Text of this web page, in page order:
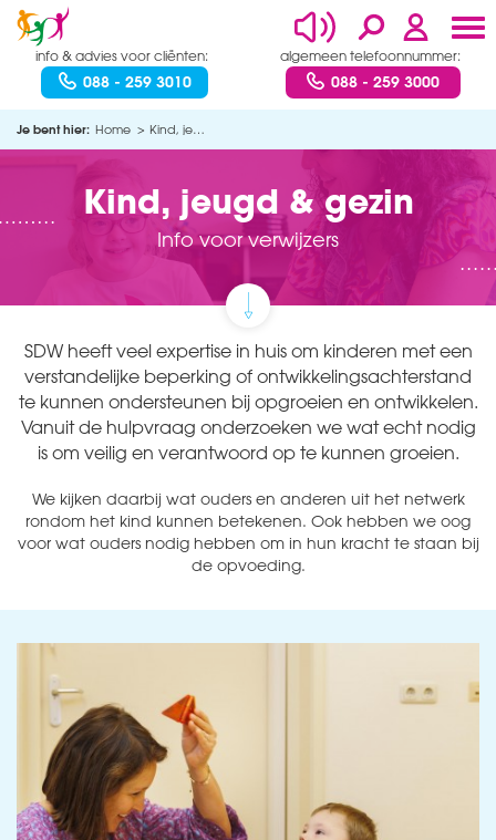
info & advies voor cliënten:
088 - 259 3010
algemeen telefoonnummer:
088 - 259 3000
Je bent hier: Home Kind, jeugd & gezin
Kind, jeugd & gezin
Info voor verwijzers
SDW heeft veel expertise in huis om kinderen met een
verstandelijke beperking of ontwikkelingsachterstand
te kunnen ondersteunen bij opgroeien en ontwikkelen.
Vanuit de hulpvraag onderzoeken we wat echt nodig
is om veilig en verantwoord op te kunnen groeien.
We kijken daarbij wat ouders en anderen uit het netwerk
rondom het kind kunnen betekenen. Ook hebben we oog
voor wat ouders nodig hebben om in hun kracht te staan bij
de opvoeding.